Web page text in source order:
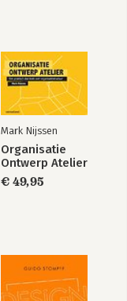
Mark Nijssen
Organisatie
Ontwerp Atelier
€ 49,95